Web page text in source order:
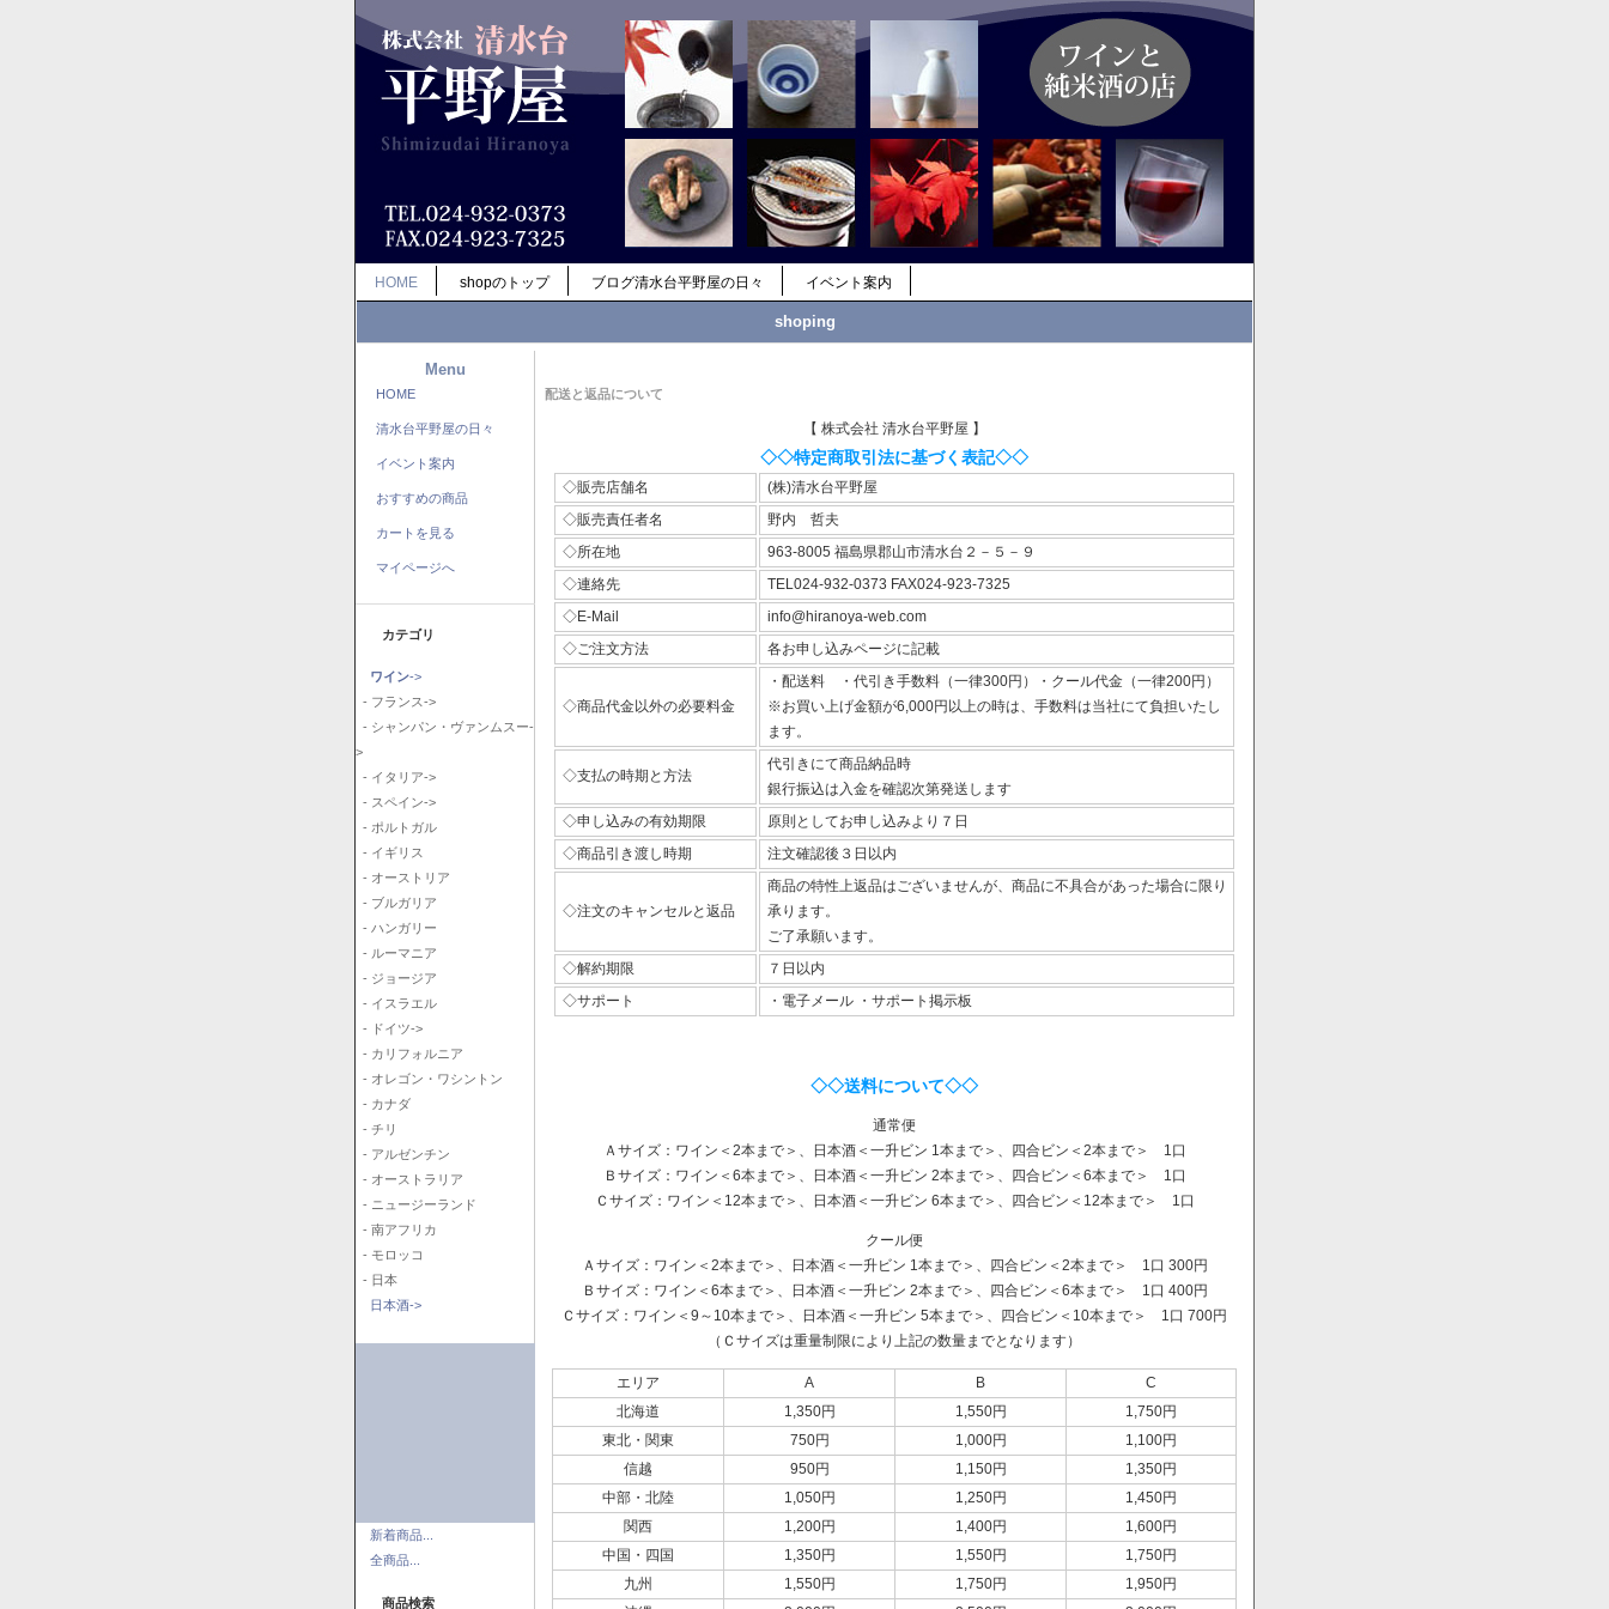
HOME shopのトップ ブログ清水台平野屋の日々 イベント案内
shoping
Menu
HOME
清水台平野屋の日々
イベント案内
おすすめの商品
カートを見る
マイページへ
カテゴリ
ワイン->
- フランス->
- シャンパン・ヴァンムスー-
>
- イタリア->
- スペイン->
- ポルトガル
- イギリス
- オーストリア
- ブルガリア
- ハンガリー
- ルーマニア
- ジョージア
- イスラエル
- ドイツ->
- カリフォルニア
- オレゴン・ワシントン
- カナダ
- チリ
- アルゼンチン
- オーストラリア
- ニュージーランド
- 南アフリカ
- モロッコ
- 日本
日本酒->
新着商品...
全商品...
商品検索
配送と返品について
【 株式会社 清水台平野屋 】
◇◇特定商取引法に基づく表記◇◇
◇販売店舗名
(株)清水台平野屋
◇販売責任者名
野内 哲夫
◇所在地
963-8005 福島県郡山市清水台２－５－９
◇連絡先
TEL024-932-0373 FAX024-923-7325
◇E-Mail
info@hiranoya-web.com
◇ご注文方法
各お申し込みページに記載
◇商品代金以外の必要料金
・配送料 ・代引き手数料（一律300円）・クール代金（一律200円）
※お買い上げ金額が6,000円以上の時は、手数料は当社にて負担いたし
ます。
◇支払の時期と方法
代引きにて商品納品時
銀行振込は入金を確認次第発送します
◇申し込みの有効期限
原則としてお申し込みより７日
◇商品引き渡し時期
注文確認後３日以内
◇注文のキャンセルと返品
商品の特性上返品はございませんが、商品に不具合があった場合に限り
承ります。
ご了承願います。
◇解約期限
７日以内
◇サポート
・電子メール ・サポート掲示板
◇◇送料について◇◇
通常便
Ａサイズ：ワイン＜2本まで＞、日本酒＜一升ビン 1本まで＞、四合ビン＜2本まで＞ 1口
Ｂサイズ：ワイン＜6本まで＞、日本酒＜一升ビン 2本まで＞、四合ビン＜6本まで＞ 1口
Ｃサイズ：ワイン＜12本まで＞、日本酒＜一升ビン 6本まで＞、四合ビン＜12本まで＞ 1口
クール便
Ａサイズ：ワイン＜2本まで＞、日本酒＜一升ビン 1本まで＞、四合ビン＜2本まで＞ 1口 300円
Ｂサイズ：ワイン＜6本まで＞、日本酒＜一升ビン 2本まで＞、四合ビン＜6本まで＞ 1口 400円
Ｃサイズ：ワイン＜9～10本まで＞、日本酒＜一升ビン 5本まで＞、四合ビン＜10本まで＞ 1口 700円
（Ｃサイズは重量制限により上記の数量までとなります）
エリア A B
C
北海道
1,350円 1,550円
1,750円
東北・関東
750円 1,000円
1,100円
信越
950円 1,150円
1,350円
中部・北陸
1,050円 1,250円
1,450円
関西
1,200円 1,400円
1,600円
中国・四国
1,350円 1,550円
1,750円
九州
1,550円 1,750円
1,950円